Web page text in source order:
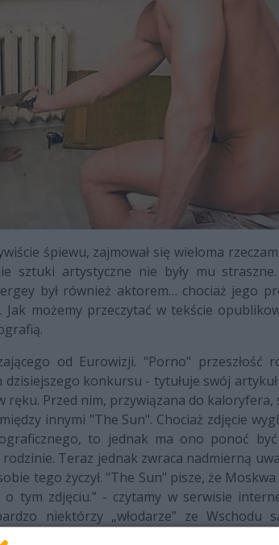
śpiewu, zajmował się wieloma
sztuki artystyczne nie były mu
był również aktorem… chociaż jego
Jak możemy przeczytać w tekście
od Eurowizji. "Porno" przeszłość
konkursu - tytułuje swój
ręku. Przed nim, przywiązana do kaloryfera,
innymi "The Sun". Chociaż zdjęcie
to jednak ma ono ponoć być
Teraz jednak zwraca nadmierną
tego życzył. "The Sun" pisze, że Moskwa
tym zdjęciu.” - czytamy w serwisie
niektórzy „włodarze” ze Wschodu
przekonamy się niedługo.